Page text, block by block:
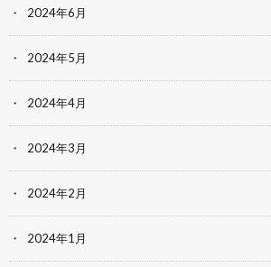
2024年6月
2024年5月
2024年4月
2024年3月
2024年2月
2024年1月